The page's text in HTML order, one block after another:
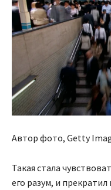
Автор фото, Getty
Такая стала
его разум, и